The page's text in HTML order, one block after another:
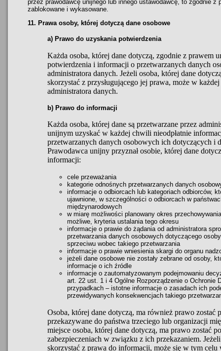
przez prawodawcę unijnego lub innego ustawodawcę, to zgodnie z
zablokowane i wykasowane.
11. Prawa osoby, której dotyczą dane osobowe
a) Prawo do uzyskania potwierdzenia
Każda osoba, której dane dotyczą, zgodnie z prawem
potwierdzenia i informacji o przetwarzanych danych
administratora danych. Jeżeli osoba, której dane
skorzystać z przysługującego jej prawa, może w
administratora danych.
b) Prawo do informacji
Każda osoba, której dane są przetwarzane przez
unijnym uzyskać w każdej chwili nieodpłatnie
przetwarzanych danych osobowych ich dotyczących i
Prawodawca unijny przyznał osobie, której dane
informacji:
cele przeważania
kategorie odnośnych przetwarzanych danych
informacje o odbiorcach lub kategoriach odbiorców,
ujawnione, w szczególności o odbiorcach w
międzynarodowych
w miarę możliwości planowany okres
możliwe, kryteria ustalania tego okresu
informacje o prawie do żądania od administratora
przetwarzania danych osobowych dotyczącego
sprzeciwu wobec takiego przetwarzania
informacje o prawie wniesienia skargi do organu
jeżeli dane osobowe nie zostały zebrane od osoby,
informacje o ich źródle
informacje o zautomatyzowanym podejmowaniu
art. 22 ust. 1 i 4 Ogólne Rozporządzenie o Ochronie
przypadkach – istotne informacje o zasadach ich
przewidywanych konsekwencjach takiego
Osoba, której dane dotyczą, ma również prawo zostać
przekazywane do państwa trzeciego lub organizacji
miejsce osoba, której dane dotyczą, ma prawo zostać
zabezpieczeniach w związku z ich przekazaniem.
skorzystać z prawa do informacji, może się w tym